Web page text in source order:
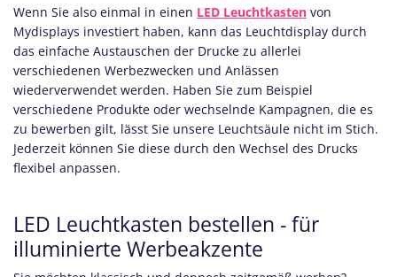
Wenn Sie also einmal in einen LED Leuchtkasten von
Mydisplays investiert haben, kann das Leuchtdisplay durch
das einfache Austauschen der Drucke zu allerlei
verschiedenen Werbezwecken und Anlässen
wiederverwendet werden. Haben Sie zum Beispiel
verschiedene Produkte oder wechselnde Kampagnen, die es
zu bewerben gilt, lässt Sie unsere Leuchtsäule nicht im Stich.
Jederzeit können Sie diese durch den Wechsel des Drucks
flexibel anpassen.
LED Leuchtkasten bestellen - für
illuminierte Werbeakzente